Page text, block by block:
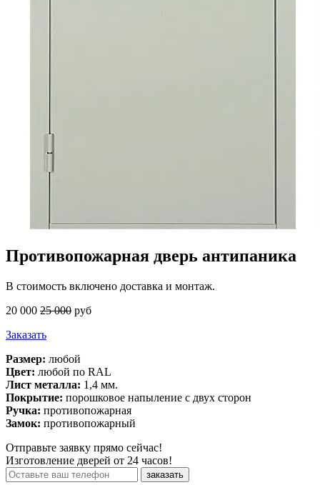
Противопожарная дверь антипаника
В стоимость включено доставка и монтаж.
20 000 25 000 руб
Заказать
Размер: любой
Цвет: любой по RAL
Лист металла: 1,4 мм.
Покрытие: порошковое напыление с двух сторон
Ручка: противопожарная
Замок: противопожарный
Отправьте заявку прямо сейчас!
Изготовление дверей от 24 часов!